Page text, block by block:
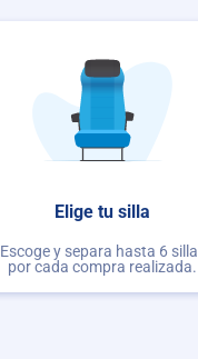
Elige tu silla
Escoge y separa hasta 6
por cada compra realizada.